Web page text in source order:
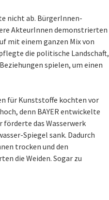
nicht ab. BürgerInnen-
AkteurInnen demonstrierten
mit einem ganzen Mix von
die politische Landschaft,
spielen, um einen
für Kunststoffe kochten vor
denn BAYER entwickelte
das Wasserwerk
Spiegel sank. Dadurch
trocken und den
die Weiden. Sogar zu